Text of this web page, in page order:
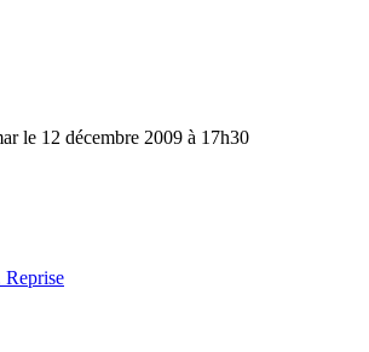
le 12 décembre 2009 à 17h30
Reprise